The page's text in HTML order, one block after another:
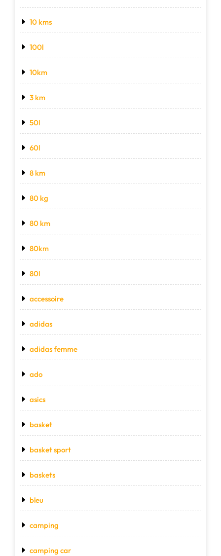
10 kms
100l
10km
3 km
50l
60l
8 km
80 kg
80 km
80km
80l
accessoire
adidas
adidas femme
ado
asics
basket
basket sport
baskets
bleu
camping
camping car